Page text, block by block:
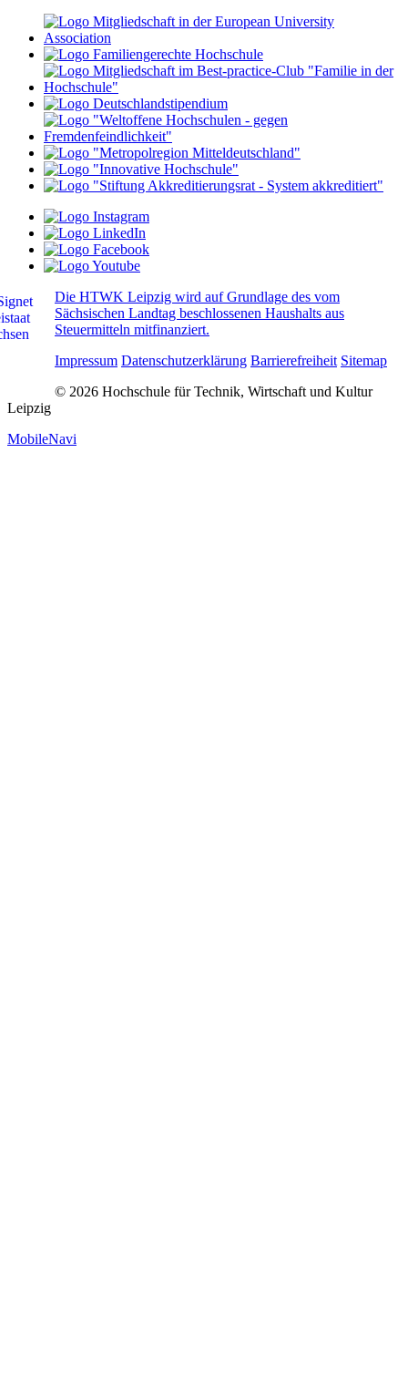
Die HTWK Leipzig wird auf Grundlage des vom
Sächsischen Landtag beschlossenen Haushalts aus
Steuermitteln mitfinanziert.
Impressum Datenschutzerklärung Barrierefreiheit Sitemap
© 2026 Hochschule für Technik, Wirtschaft und Kultur
Leipzig
MobileNavi